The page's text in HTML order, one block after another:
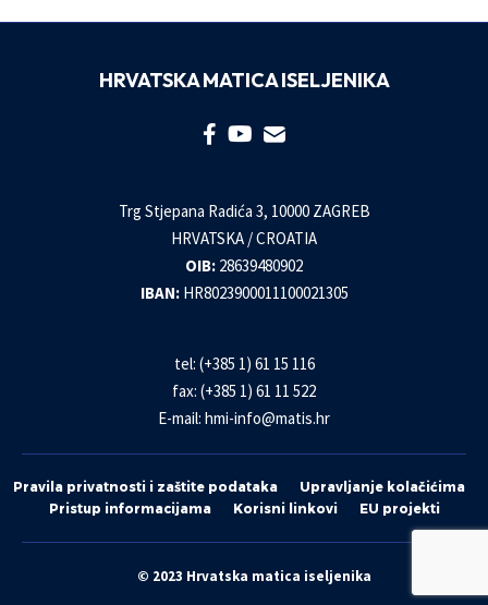
HRVATSKA MATICA ISELJENIKA
Trg Stjepana Radića 3, 10000 ZAGREB
HRVATSKA / CROATIA
OIB: 28639480902
IBAN: HR8023900011100021305
tel: (+385 1) 61 15 116
fax: (+385 1) 61 11 522
E-mail: hmi-info@matis.hr
Pravila privatnosti i zaštite podataka
Upravljanje kolačićima
Pristup informacijama
Korisni linkovi EU projekti
© 2023 Hrvatska matica iseljenika